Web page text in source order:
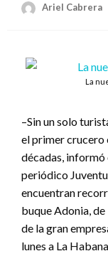
Ariel Cabrera
La
–Sin un solo
el primer crucero
décadas, informó
periódico
encuentran
buque Adonia,
de la gran
lunes a La